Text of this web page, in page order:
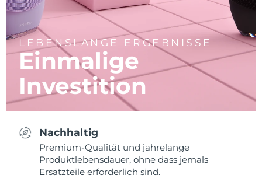
LEBENSLANGE ERGEBNISSE
Einmalige
Investition
Nachhaltig
Premium-Qualität und jahrelange
Produktlebensdauer, ohne dass jemals
Ersatzteile erforderlich sind.